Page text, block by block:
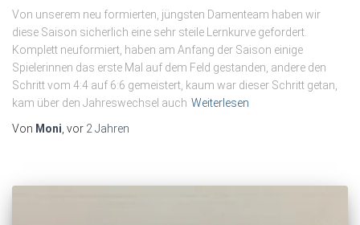
Von unserem neu formierten, jüngsten Damenteam haben wir
diese Saison sicherlich eine sehr steile Lernkurve gefordert.
Komplett neuformiert, haben am Anfang der Saison einige
Spielerinnen das erste Mal auf dem Feld gestanden, andere den
Schritt vom 4:4 auf 6:6 gemeistert, kaum war dieser Schritt getan,
kam über den Jahreswechsel auch Weiterlesen
Von Moni , vor 2 Jahren